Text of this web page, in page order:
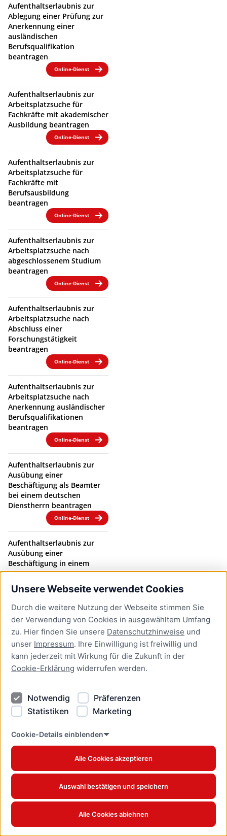
Unsere Webseite verwendet Cookies
Durch die weitere Nutzung der Webseite stimmen Sie
der Verwendung von Cookies in ausgewähltem Umfang
zu. Hier finden Sie unsere Datenschutzhinweise und
unser Impressum. Ihre Einwilligung ist freiwillig und
kann jederzeit mit Wirkung für die Zukunft in der
Cookie-Erklärung widerrufen werden.
Notwendig
Präferenzen
Statistiken
Marketing
Cookie-Details einblenden
Alle Cookies akzeptieren
Auswahl bestätigen und speichern
Alle Cookies ablehnen
Aufenthaltserlaubnis zur
Ablegung einer Prüfung zur
Anerkennung einer
ausländischen
Berufsqualifikation
beantragen
Online-Dienst
Aufenthaltserlaubnis zur
Arbeitsplatzsuche für
Fachkräfte mit akademischer
Ausbildung beantragen
Online-Dienst
Aufenthaltserlaubnis zur
Arbeitsplatzsuche für
Fachkräfte mit
Berufsausbildung
beantragen
Online-Dienst
Aufenthaltserlaubnis zur
Arbeitsplatzsuche nach
abgeschlossenem Studium
beantragen
Online-Dienst
Aufenthaltserlaubnis zur
Arbeitsplatzsuche nach
Abschluss einer
Forschungstätigkeit
beantragen
Online-Dienst
Aufenthaltserlaubnis zur
Arbeitsplatzsuche nach
Anerkennung ausländischer
Berufsqualifikationen
beantragen
Online-Dienst
Aufenthaltserlaubnis zur
Ausübung einer
Beschäftigung als Beamter
bei einem deutschen
Dienstherrn beantragen
Online-Dienst
Aufenthaltserlaubnis zur
Ausübung einer
Beschäftigung in einem
Beamtenverhältnis bei
einem deutschen
Dienstherrn verlängern
Online-Dienst
Aufenthaltserlaubnis zur
bedingten Zulassung zum
Studium oder zum
Teilzeitstudium beantragen
Online-Dienst
Aufenthaltserlaubnis zur
Beschäftigung als Fachkraft
mit akademischer
Ausbildung beantragen
Aufenthaltserlaubnis zur
betrieblichen Aus- und
Weiterbildung verlängern
Online-Dienst
Aufenthaltserlaubnis zur